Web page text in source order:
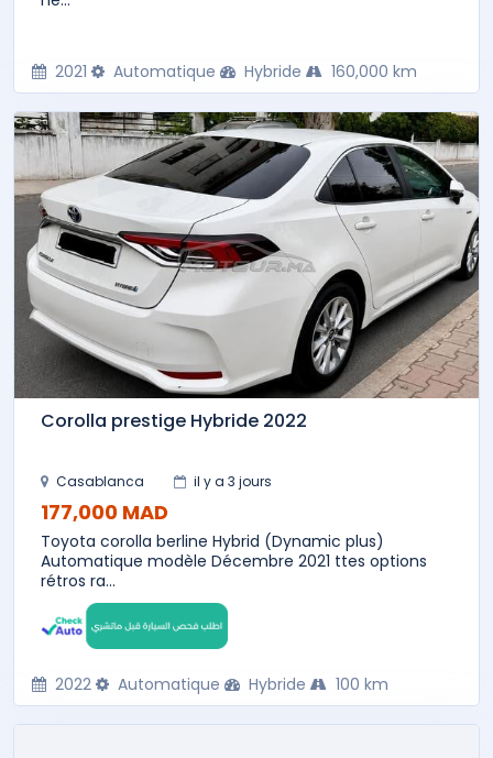
2021 Automatique Hybride 160,000 km
Corolla prestige Hybride 2022
Casablanca il y a 3 jours
177,000 MAD
Toyota corolla berline Hybrid (Dynamic plus)
Automatique modèle Décembre 2021 ttes options
rétros ra...
2022 Automatique Hybride 100 km